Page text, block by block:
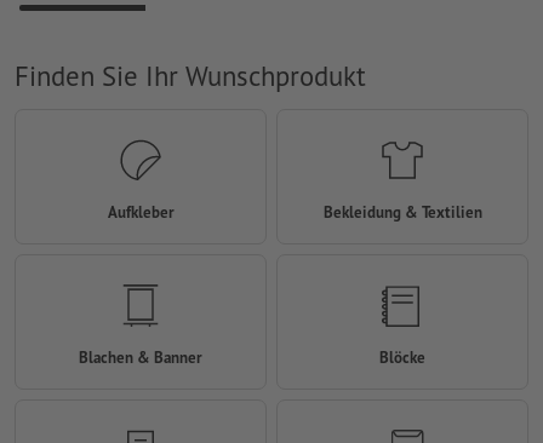
Finden Sie Ihr Wunschprodukt
Aufkleber Bekleidung & Textilien
Blachen & Banner Blöcke